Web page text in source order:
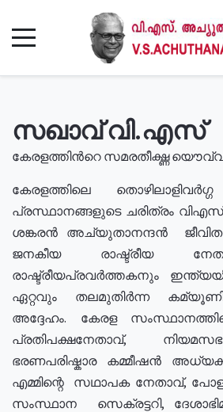
സഖാവ് വി.എസ്
കേരളത്തിൻറെ സമരതീക്ഷ്ണ
കേരളത്തിലെ
പ്രസ്ഥാനങ്ങളുടെ ചരിത്രം
ശങ്കരൻ അച്യുതാനന്ദൻ
ജനകീയ രാഷ്ട്രീയ
രാഷ്ട്രീയപ്രവർത്തകനും
ഏറ്റവും തലമുതിർന്ന
അദ്ദേഹം. കേരള
പ്രതിപക്ഷനേതാവ്,
ഭരണപരിഷ്കാര കമ്മീഷൻ
എമ്മിന്റെ സഥാപക നേതാവ്,
സംസ്ഥാന സെക്രട്ടറി,